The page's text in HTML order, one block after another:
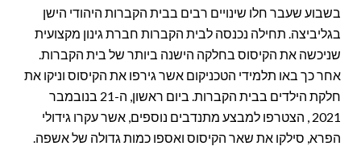
בשבוע שעבר חלו שינויים רבים בבית הקברות היהודי הישן
בגליביצה. תחילה נכנסה לבית הקברות חברת גינון מקצועית
שניכשה את הקיסוס בחלקה הישנה ביותר של בית הקברות.
אחר כך באו תלמידי הטכניקום אשר גירפו את הקיסוס וניקו את
חלקת הילדים בבית הקברות. ביום ראשון, ה-21 בנובמבר
2021 , הצטרפו למבצע מתנדבים נוספים, אשר עקרו גידולי
הפרא, סילקו את שאר הקיסוס ואספו כמות גדולה של אשפה.